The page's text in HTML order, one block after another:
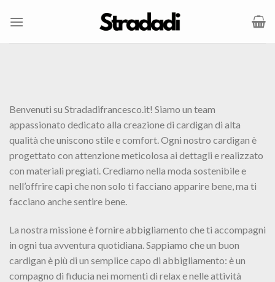
Benvenuti su Stradadifrancesco.it! Siamo un team
appassionato dedicato alla creazione di cardigan di alta
qualità che uniscono stile e comfort. Ogni nostro cardigan è
progettato con attenzione meticolosa ai dettagli e realizzato
con materiali pregiati. Crediamo nella moda sostenibile e
nell’offrire capi che non solo ti facciano apparire bene, ma ti
facciano anche sentire bene.
La nostra missione è fornire abbigliamento che ti accompagni
in ogni tua avventura quotidiana. Sappiamo che un buon
cardigan è più di un semplice capo di abbigliamento: è un
compagno di fiducia nei momenti di relax e nelle attività